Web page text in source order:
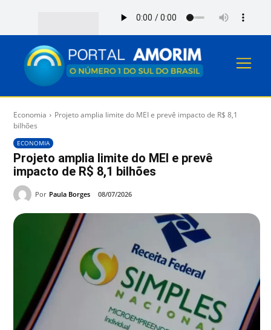
Economia
Projeto amplia limite do MEI e prevê impacto de R$ 8,1
bilhões
ECONOMIA
Projeto amplia limite do MEI e prevê
impacto de R$ 8,1 bilhões
Por Paula Borges 08/07/2026